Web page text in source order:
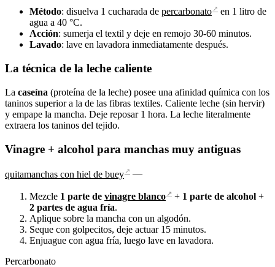
Método: disuelva 1 cucharada de percarbonato ↗ en 1 litro de
agua a 40 °C.
Acción: sumerja el textil y deje en remojo 30-60 minutos.
Lavado: lave en lavadora inmediatamente después.
La técnica de la leche caliente
La caseína (proteína de la leche) posee una afinidad química con los
taninos superior a la de las fibras textiles. Caliente leche (sin hervir)
y empape la mancha. Deje reposar 1 hora. La leche literalmente
extraera los taninos del tejido.
Vinagre + alcohol para manchas muy antiguas
quitamanchas con hiel de buey ↗ —
Mezcle 1 parte de vinagre blanco ↗ + 1 parte de alcohol +
2 partes de agua fría.
Aplique sobre la mancha con un algodón.
Seque con golpecitos, deje actuar 15 minutos.
Enjuague con agua fría, luego lave en lavadora.
Percarbonato